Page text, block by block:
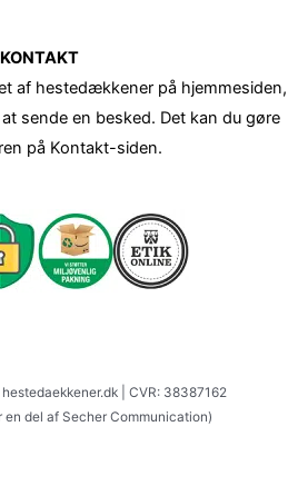
KONTAKT
af hestedækkener på hjemmesiden,
sende en besked. Det kan du gøre
på Kontakt-siden.
| CVR: 38387162
en del af Secher Communication)